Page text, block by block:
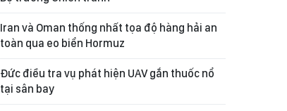
Iran và Oman thống nhất tọa độ hàng hải an
toàn qua eo biển Hormuz
Đức điều tra vụ phát hiện UAV gắn thuốc nổ
tại sân bay